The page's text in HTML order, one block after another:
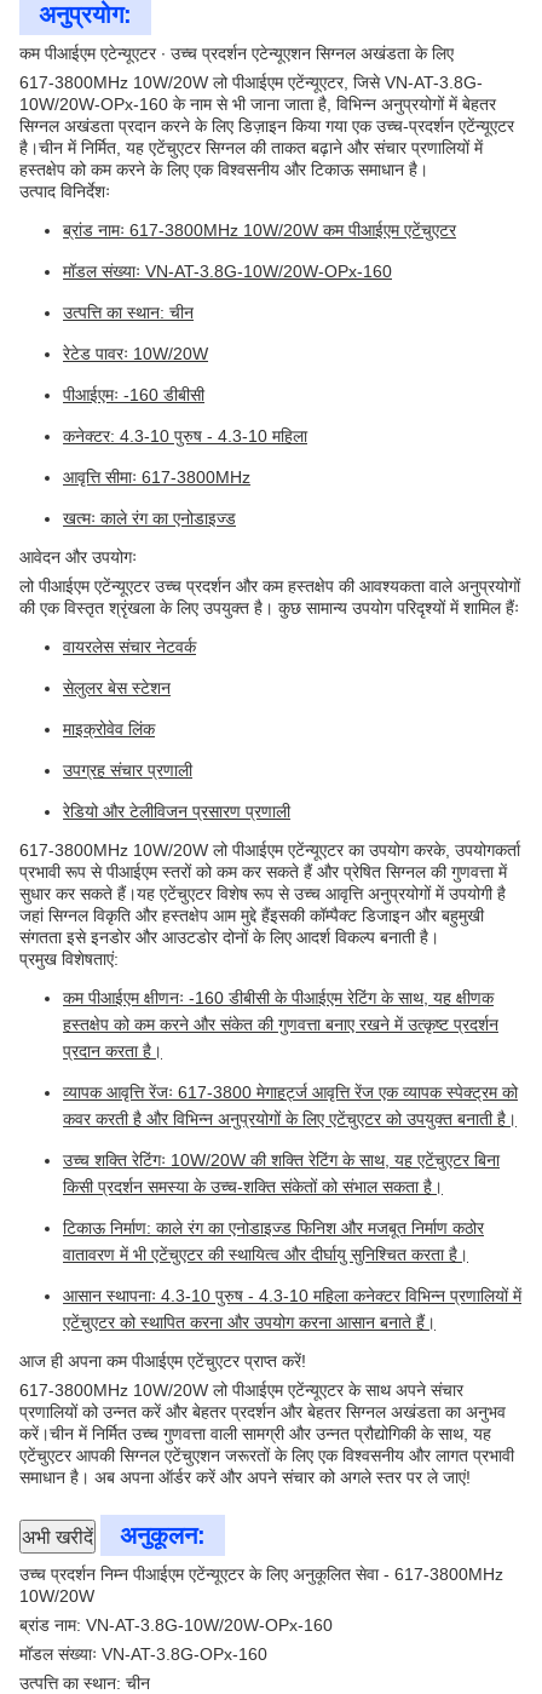
अनुप्रयोग:
कम पीआईएम एटेन्यूएटर ∙ उच्च प्रदर्शन एटेन्यूएशन सिग्नल अखंडता के लिए
617-3800MHz 10W/20W लो पीआईएम एटेंन्यूएटर, जिसे VN-AT-3.8G-
10W/20W-OPx-160 के नाम से भी जाना जाता है, विभिन्न अनुप्रयोगों में बेहतर
सिग्नल अखंडता प्रदान करने के लिए डिज़ाइन किया गया एक उच्च-प्रदर्शन एटेंन्यूएटर
है।चीन में निर्मित, यह एटेंचुएटर सिग्नल की ताकत बढ़ाने और संचार प्रणालियों में
हस्तक्षेप को कम करने के लिए एक विश्वसनीय और टिकाऊ समाधान है।
उत्पाद विनिर्देशः
ब्रांड नामः 617-3800MHz 10W/20W कम पीआईएम एटेंचुएटर
मॉडल संख्याः VN-AT-3.8G-10W/20W-OPx-160
उत्पत्ति का स्थान: चीन
रेटेड पावरः 10W/20W
पीआईएमः -160 डीबीसी
कनेक्टर: 4.3-10 पुरुष - 4.3-10 महिला
आवृत्ति सीमाः 617-3800MHz
खत्मः काले रंग का एनोडाइज्ड
आवेदन और उपयोगः
लो पीआईएम एटेंन्यूएटर उच्च प्रदर्शन और कम हस्तक्षेप की आवश्यकता वाले अनुप्रयोगों
की एक विस्तृत श्रृंखला के लिए उपयुक्त है। कुछ सामान्य उपयोग परिदृश्यों में शामिल हैंः
वायरलेस संचार नेटवर्क
सेलुलर बेस स्टेशन
माइक्रोवेव लिंक
उपग्रह संचार प्रणाली
रेडियो और टेलीविजन प्रसारण प्रणाली
617-3800MHz 10W/20W लो पीआईएम एटेंन्यूएटर का उपयोग करके, उपयोगकर्ता
प्रभावी रूप से पीआईएम स्तरों को कम कर सकते हैं और प्रेषित सिग्नल की गुणवत्ता में
सुधार कर सकते हैं।यह एटेंचुएटर विशेष रूप से उच्च आवृत्ति अनुप्रयोगों में उपयोगी है
जहां सिग्नल विकृति और हस्तक्षेप आम मुद्दे हैंइसकी कॉम्पैक्ट डिजाइन और बहुमुखी
संगतता इसे इनडोर और आउटडोर दोनों के लिए आदर्श विकल्प बनाती है।
प्रमुख विशेषताएं:
कम पीआईएम क्षीणनः -160 डीबीसी के पीआईएम रेटिंग के साथ, यह क्षीणक
हस्तक्षेप को कम करने और संकेत की गुणवत्ता बनाए रखने में उत्कृष्ट प्रदर्शन
प्रदान करता है।
व्यापक आवृत्ति रेंजः 617-3800 मेगाहर्ट्ज आवृत्ति रेंज एक व्यापक स्पेक्ट्रम को
कवर करती है और विभिन्न अनुप्रयोगों के लिए एटेंचुएटर को उपयुक्त बनाती है।
उच्च शक्ति रेटिंगः 10W/20W की शक्ति रेटिंग के साथ, यह एटेंचुएटर बिना
किसी प्रदर्शन समस्या के उच्च-शक्ति संकेतों को संभाल सकता है।
टिकाऊ निर्माण: काले रंग का एनोडाइज्ड फिनिश और मजबूत निर्माण कठोर
वातावरण में भी एटेंचुएटर की स्थायित्व और दीर्घायु सुनिश्चित करता है।
आसान स्थापनाः 4.3-10 पुरुष - 4.3-10 महिला कनेक्टर विभिन्न प्रणालियों में
एटेंचुएटर को स्थापित करना और उपयोग करना आसान बनाते हैं।
आज ही अपना कम पीआईएम एटेंचुएटर प्राप्त करें!
617-3800MHz 10W/20W लो पीआईएम एटेंन्यूएटर के साथ अपने संचार
प्रणालियों को उन्नत करें और बेहतर प्रदर्शन और बेहतर सिग्नल अखंडता का अनुभव
करें।चीन में निर्मित उच्च गुणवत्ता वाली सामग्री और उन्नत प्रौद्योगिकी के साथ, यह
एटेंचुएटर आपकी सिग्नल एटेंचुएशन जरूरतों के लिए एक विश्वसनीय और लागत प्रभावी
समाधान है। अब अपना ऑर्डर करें और अपने संचार को अगले स्तर पर ले जाएं!
अभी खरीदें अनुकूलन:
उच्च प्रदर्शन निम्न पीआईएम एटेंन्यूएटर के लिए अनुकूलित सेवा - 617-3800MHz
10W/20W
ब्रांड नाम: VN-AT-3.8G-10W/20W-OPx-160
मॉडल संख्याः VN-AT-3.8G-OPx-160
उत्पत्ति का स्थान: चीन